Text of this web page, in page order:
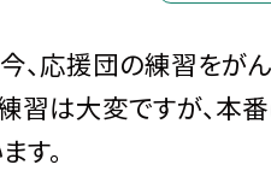
、応援団の練習をがん
練習は大変ですが、本
す。